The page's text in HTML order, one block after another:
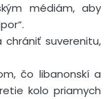
médiám, aby
chrániť suverenitu,
čo libanonskí a
kolo priamych